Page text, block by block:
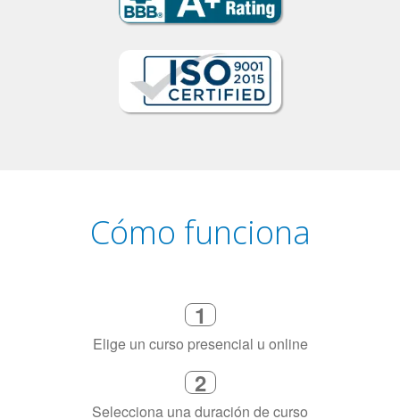
Cómo funciona
Elige un curso presencial u online
Selecciona una duración de curso
flexible que se ajuste a tu agenda